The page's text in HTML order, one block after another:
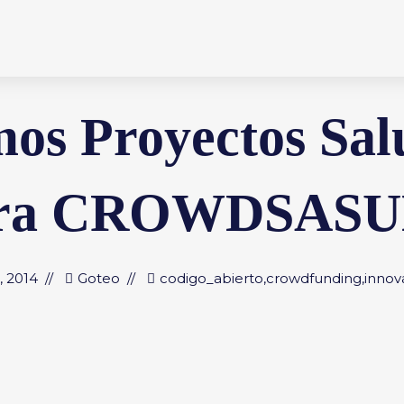
Proyectos
2014 Goteo codigo_abierto,crowdfunding,